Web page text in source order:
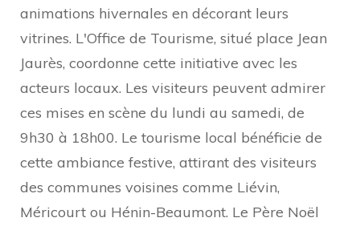
animations hivernales en décorant leurs
vitrines. L'Office de Tourisme, situé place Jean
Jaurès, coordonne cette initiative avec les
acteurs locaux. Les visiteurs peuvent admirer
ces mises en scène du lundi au samedi, de
9h30 à 18h00. Le tourisme local bénéficie de
cette ambiance festive, attirant des visiteurs
des communes voisines comme Liévin,
Méricourt ou Hénin-Beaumont. Le Père Noël